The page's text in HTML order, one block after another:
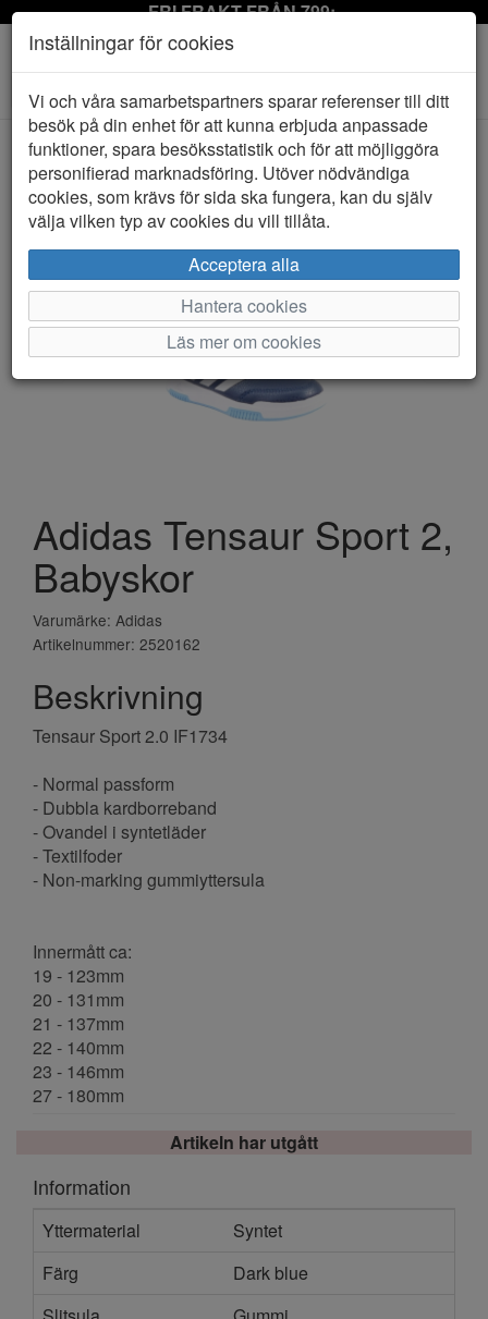
FRI FRAKT FRÅN 799:-
Toggle
navigation
HEM ADIDAS
Adidas Tensaur Sport 2,
Babyskor
Varumärke: Adidas
Artikelnummer: 2520162
Beskrivning
Tensaur Sport 2.0 IF1734
- Normal passform
- Dubbla kardborreband
- Ovandel i syntetläder
- Textilfoder
- Non-marking gummiyttersula
Innermått ca:
19 - 123mm
20 - 131mm
21 - 137mm
22 - 140mm
23 - 146mm
27 - 180mm
Artikeln har utgått
Information
Yttermaterial
Syntet
Färg
Dark blue
Inställningar för cookies
Vi och våra samarbetspartners sparar referenser till ditt
besök på din enhet för att kunna erbjuda anpassade
funktioner, spara besöksstatistik och för att möjliggöra
personifierad marknadsföring. Utöver nödvändiga
cookies, som krävs för sida ska fungera, kan du själv
välja vilken typ av cookies du vill tillåta.
Acceptera alla
Hantera cookies
Läs mer om cookies